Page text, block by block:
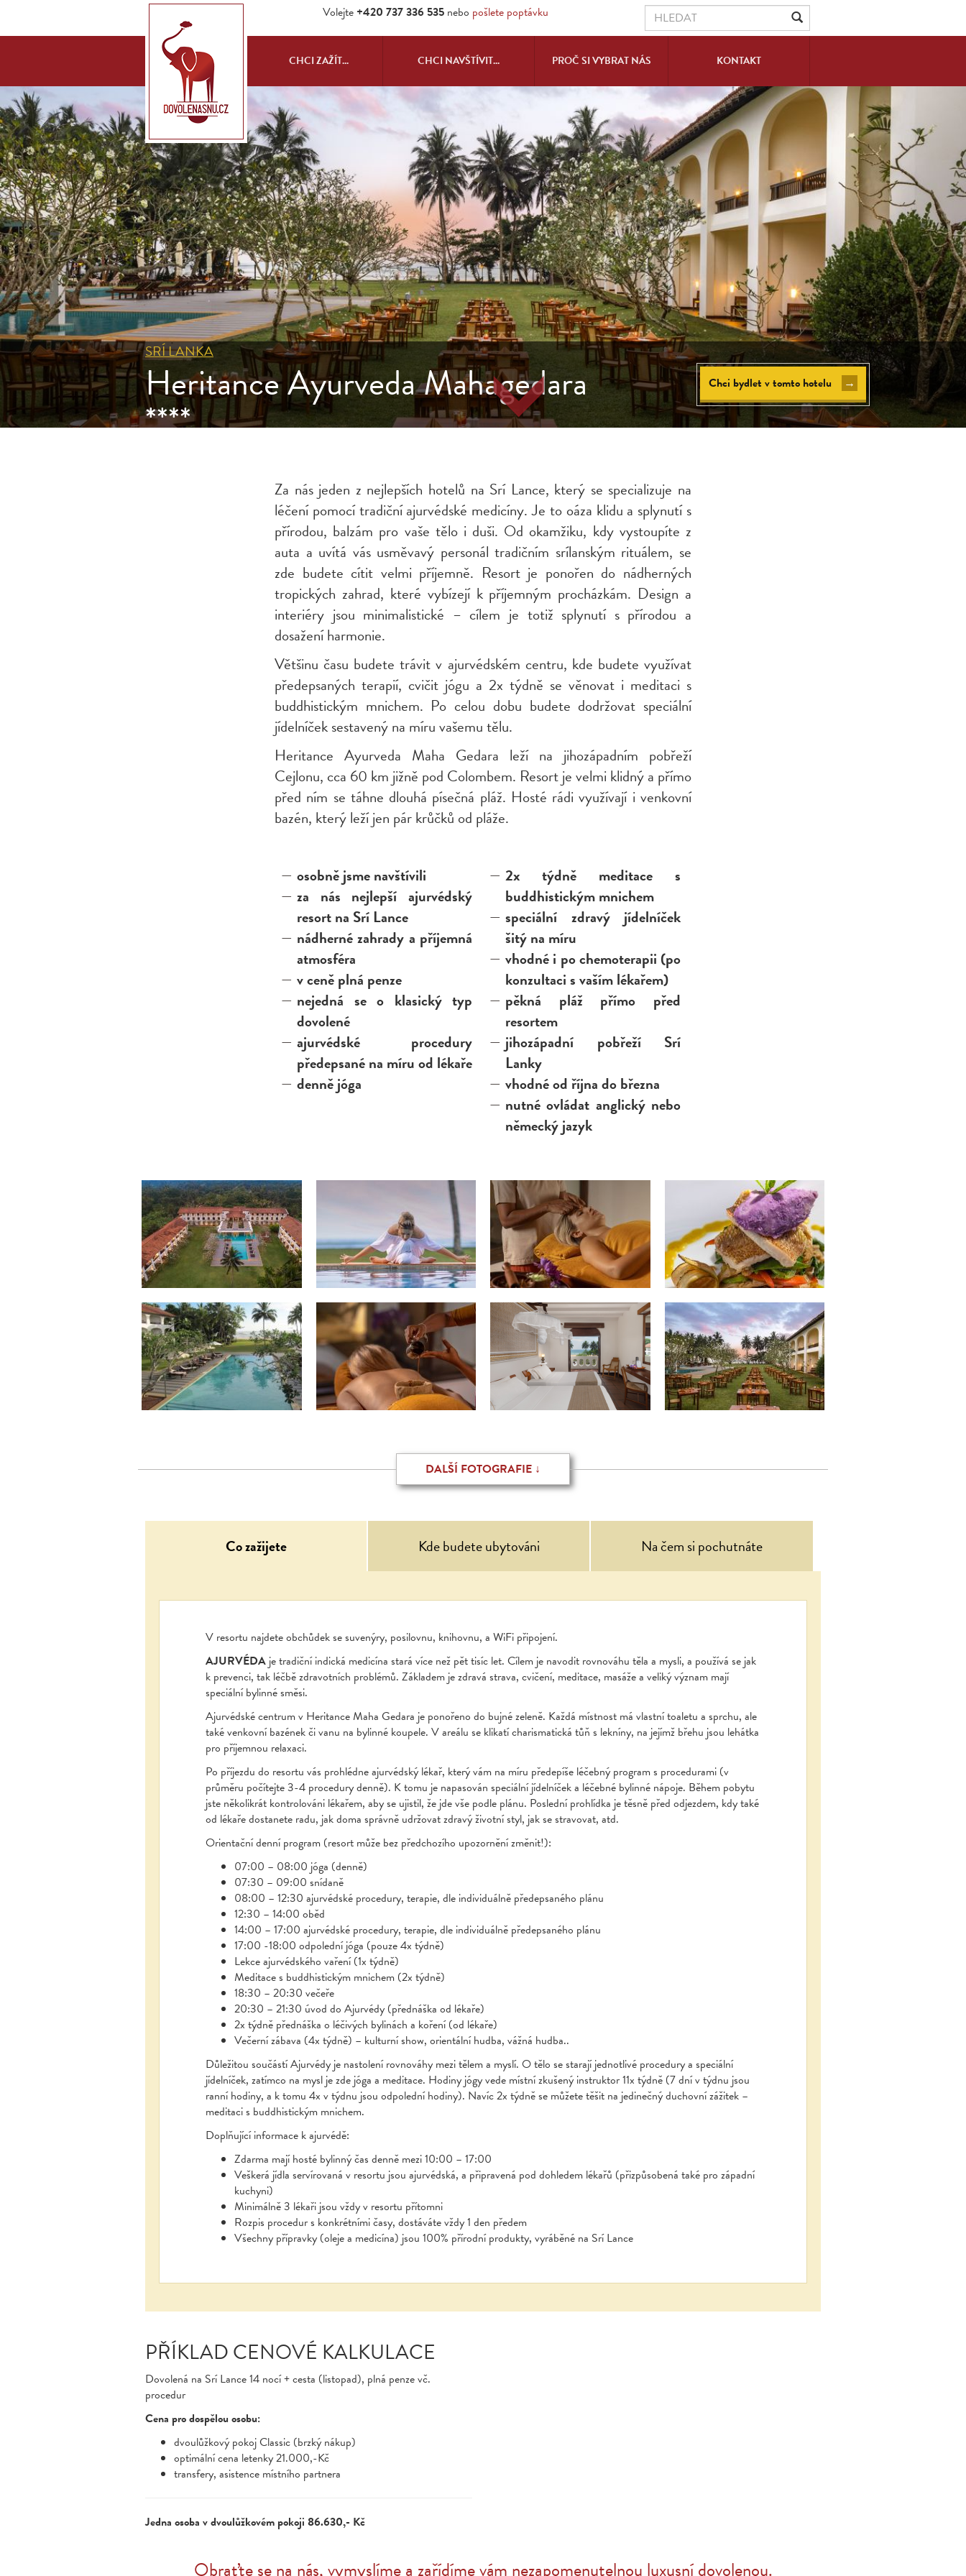
Volejte +420 737 336 535 nebo pošlete poptávku
CHCI ZAŽÍT... CHCI NAVŠTÍVIT... PROČ SI VYBRAT NÁS KONTAKT
SRÍ LANKA
Heritance Ayurveda Mahagedara
****
Chci bydlet v tomto hotelu →
Za nás jeden z nejlepších hotelů na Srí Lance, který se specializuje na
léčení pomocí tradiční ajurvédské medicíny. Je to oáza klidu a splynutí s
přírodou, balzám pro vaše tělo i duši. Od okamžiku, kdy vystoupíte z
auta a uvítá vás usměvavý personál tradičním srílanským rituálem, se
zde budete cítit velmi příjemně. Resort je ponořen do nádherných
tropických zahrad, které vybízejí k příjemným procházkám. Design a
interiéry jsou minimalistické – cílem je totiž splynutí s přírodou a
dosažení harmonie.
Většinu času budete trávit v ajurvédském centru, kde budete využívat
předepsaných terapií, cvičit jógu a 2x týdně se věnovat i meditaci s
buddhistickým mnichem. Po celou dobu budete dodržovat speciální
jídelníček sestavený na míru vašemu tělu.
Heritance Ayurveda Maha Gedara leží na jihozápadním pobřeží
Cejlonu, cca 60 km jižně pod Colombem. Resort je velmi klidný a přímo
před ním se táhne dlouhá písečná pláž. Hosté rádi využívají i venkovní
bazén, který leží jen pár krůčků od pláže.
osobně jsme navštívili
za nás nejlepší ajurvédský
resort na Srí Lance
nádherné zahrady a příjemná
atmosféra
v ceně plná penze
nejedná se o klasický typ
dovolené
ajurvédské procedury
předepsané na míru od lékaře
denně jóga
2x týdně meditace s
buddhistickým mnichem
speciální zdravý jídelníček
šitý na míru
vhodné i po chemoterapii (po
konzultaci s vaším lékařem)
pěkná pláž přímo před
resortem
jihozápadní pobřeží Srí
Lanky
vhodné od října do března
nutné ovládat anglický nebo
německý jazyk
DALŠÍ FOTOGRAFIE ↓
Co zažijete Kde budete ubytováni Na čem si pochutnáte
V resortu najdete obchůdek se suvenýry, posilovnu, knihovnu, a WiFi připojení.
AJURVÉDA je tradiční indická medicína stará více než pět tisíc let. Cílem je navodit rovnováhu těla a mysli, a používá se jak
k prevenci, tak léčbě zdravotních problémů. Základem je zdravá strava, cvičení, meditace, masáže a veliký význam mají
speciální bylinné směsi.
Ajurvédské centrum v Heritance Maha Gedara je ponořeno do bujné zeleně. Každá místnost má vlastní toaletu a sprchu, ale
také venkovní bazének či vanu na bylinné koupele. V areálu se klikatí charismatická tůň s lekníny, na jejímž břehu jsou lehátka
pro příjemnou relaxaci.
Po příjezdu do resortu vás prohlédne ajurvédský lékař, který vám na míru předepíše léčebný program s procedurami (v
průměru počítejte 3-4 procedury denně). K tomu je napasován speciální jídelníček a léčebné bylinné nápoje. Během pobytu
jste několikrát kontrolováni lékařem, aby se ujistil, že jde vše podle plánu. Poslední prohlídka je těsně před odjezdem, kdy také
od lékaře dostanete radu, jak doma správně udržovat zdravý životní styl, jak se stravovat, atd.
Orientační denní program (resort může bez předchozího upozornění změnit!):
07:00 – 08:00 jóga (denně)
07:30 – 09:00 snídaně
08:00 – 12:30 ajurvédské procedury, terapie, dle individuálně předepsaného plánu
12:30 – 14:00 oběd
14:00 – 17:00 ajurvédské procedury, terapie, dle individuálně předepsaného plánu
17:00 -18:00 odpolední jóga (pouze 4x týdně)
Lekce ajurvédského vaření (1x týdně)
Meditace s buddhistickým mnichem (2x týdně)
18:30 – 20:30 večeře
20:30 – 21:30 úvod do Ajurvédy (přednáška od lékaře)
2x týdně přednáška o léčivých bylinách a koření (od lékaře)
Večerní zábava (4x týdně) – kulturní show, orientální hudba, vážná hudba..
Důležitou součástí Ajurvédy je nastolení rovnováhy mezi tělem a myslí. O tělo se starají jednotlivé procedury a speciální
jídelníček, zatímco na mysl je zde jóga a meditace. Hodiny jógy vede místní zkušený instruktor 11x týdně (7 dní v týdnu jsou
ranní hodiny, a k tomu 4x v týdnu jsou odpolední hodiny). Navíc 2x týdně se můžete těšit na jedinečný duchovní zážitek –
meditaci s buddhistickým mnichem.
Doplňující informace k ajurvédě:
Zdarma mají hosté bylinný čas denně mezi 10:00 – 17:00
Veškerá jídla servírovaná v resortu jsou ajurvédská, a připravená pod dohledem lékařů (přizpůsobená také pro západní
kuchyni)
Minimálně 3 lékaři jsou vždy v resortu přítomni
Rozpis procedur s konkrétními časy, dostáváte vždy 1 den předem
Všechny přípravky (oleje a medicína) jsou 100% přírodní produkty, vyráběné na Srí Lance
PŘÍKLAD CENOVÉ KALKULACE
Dovolená na Srí Lance 14 nocí + cesta (listopad), plná penze vč.
procedur
Cena pro dospělou osobu:
dvoulůžkový pokoj Classic (brzký nákup)
optimální cena letenky 21.000,-Kč
transfery, asistence místního partnera
Jedna osoba v dvoulůžkovém pokoji 86.630,- Kč
Obraťte se na nás, vymyslíme a zařídíme vám nezapomenutelnou luxusní dovolenou.